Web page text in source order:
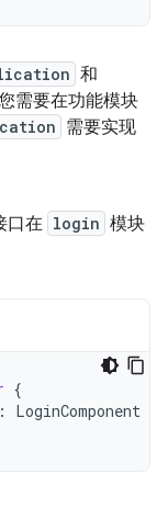
和
需要在功能模块
需要实现
口在 login 模块
{
LoginComponent